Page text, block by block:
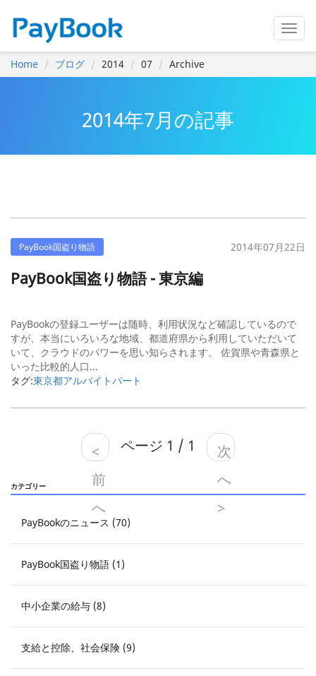
Home ブログ 2014 07 Archive
2014年7月の記事
PayBook国盗り物語 2014年07月22日
PayBook国盗り物語 - 東京編
PayBookの登録ユーザーは随時、利用状況など確認しているので
すが、本当にいろいろな地域、都道府県から利用していただいて
いて、クラウドのパワーを思い知らされます。 佐賀県や青森県と
いった比較的人口...
タグ:東京都アルバイトパート
<
前
へ
ページ 1 / 1
次
へ
>
カテゴリー
PayBookのニュース (70)
PayBook国盗り物語 (1)
中小企業の給与 (8)
支給と控除、社会保険 (9)